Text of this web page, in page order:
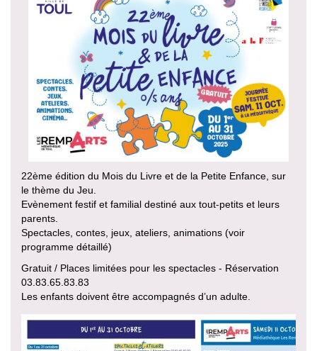
22ème édition du Mois du Livre et de la Petite Enfance, sur
le thème du Jeu.
Evènement festif et familial destiné aux tout-petits et leurs
parents.
Spectacles, contes, jeux, ateliers, animations (voir
programme détaillé)
Gratuit / Places limitées pour les spectacles - Réservation
03.83.65.83.83
Les enfants doivent être accompagnés d’un adulte.